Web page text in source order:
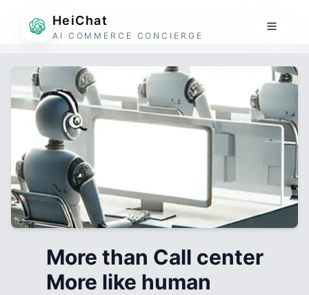
HeiChat
AI COMMERCE CONCIERGE
More than Call center
More like human